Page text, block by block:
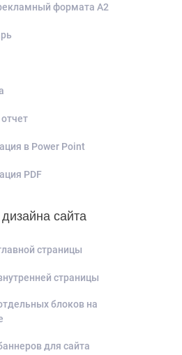
формата А2
в Power Point
PDF
сайта
страницы
страницы
блоков на
для сайта